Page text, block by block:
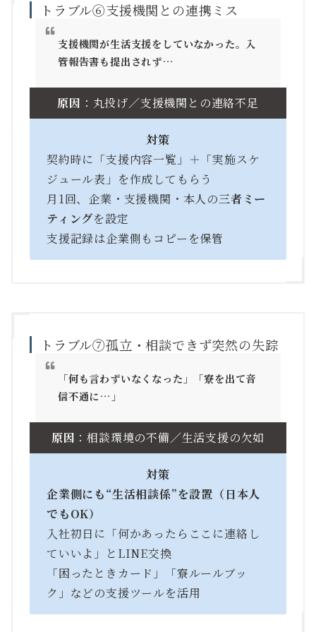
トラブル⑥支援機関との連携ミス
支援機関が生活支援をしていなかった。入
管報告書も提出されず…
原因 ：丸投げ／支援機関との連絡不足
対策
契約時に「支援内容一覧」＋「実施スケ
ジュール表」を作成してもらう
月1回、企業・支援機関・本人の三者ミー
ティングを設定
支援記録は企業側もコピーを保管
トラブル⑦孤立・相談できず突然の失踪
「何も言わずいなくなった」「寮を出て音
信不通に…」
原因 ：相談環境の不備／生活支援の欠如
対策
企業側にも“生活相談係”を設置（日本人
でもOK）
入社初日に「何かあったらここに連絡し
ていいよ」とLINE交換
「困ったときカード」「寮ルールブッ
ク」などの支援ツールを活用